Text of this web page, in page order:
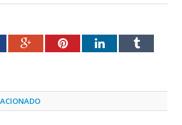
Google+PinterestLinkedInTumblr